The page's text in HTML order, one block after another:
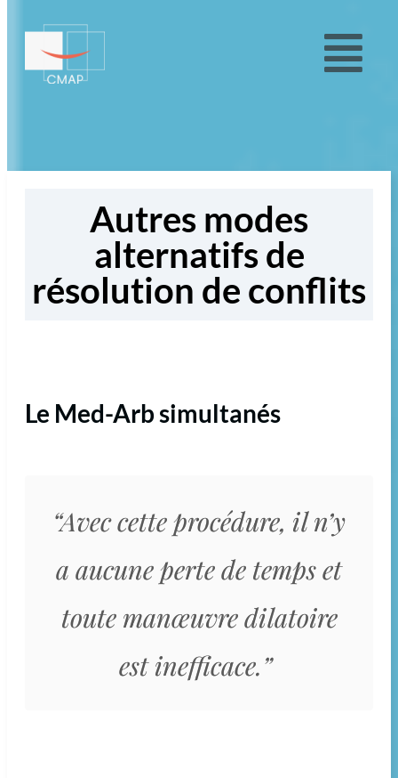
Autres modes
alternatifs de
résolution de conflits
Le Med-Arb simultanés
“Avec cette procédure, il n’y
a aucune perte de temps et
toute manœuvre dilatoire
est inefficace.”